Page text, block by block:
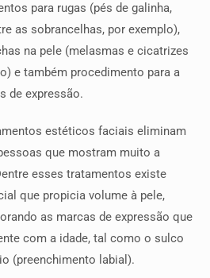
para rugas (pés de galinha,
as sobrancelhas, por exemplo),
na pele (melasmas e cicatrizes
e também procedimento para a
de expressão.
estéticos faciais eliminam
que mostram muito a
esses tratamentos existe
que propicia volume à pele,
as marcas de expressão que
com a idade, tal como o sulco
(preenchimento labial).